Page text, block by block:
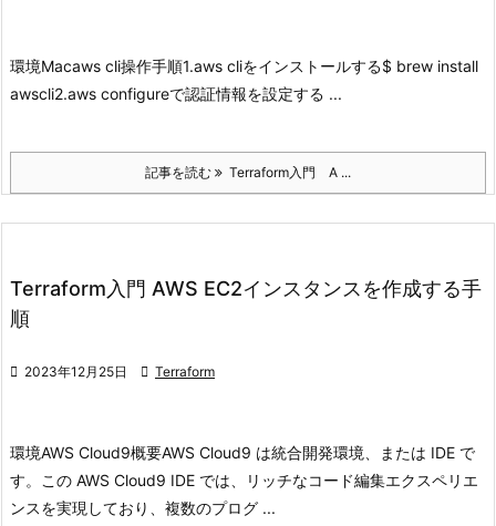
環境Macaws cli操作手順1.aws cliをインストールする$ brew install
awscli2.aws configureで認証情報を設定する ...
記事を読む Terraform入門 A ...
Terraform入門 AWS EC2インスタンスを作成する手
順
 2023年12月25日  Terraform
環境AWS Cloud9概要AWS Cloud9 は統合開発環境、または IDE で
す。
この AWS Cloud9 IDE では、リッチなコード編集エクスペリエ
ンスを実現しており、複数のプログ ...